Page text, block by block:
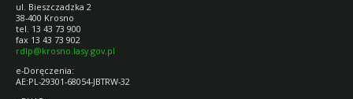
ul. Bieszczadzka 2
38-400 Krosno
tel. 13 43 73 900
fax 13 43 73 902
rdlp@krosno.lasy.gov.pl
e-Doręczenia:
AE:PL-29301-68054-JBTRW-32